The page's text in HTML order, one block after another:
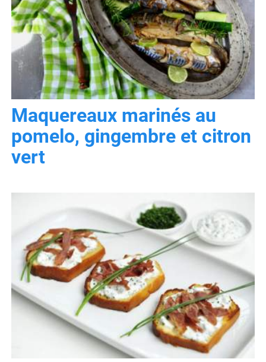
Maquereaux marinés au
pomelo, gingembre et citron
vert